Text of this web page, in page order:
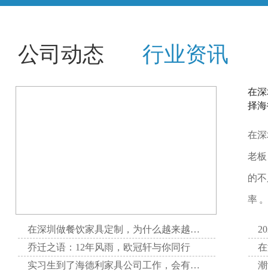
公司动态 行业资讯
在
择
在
老
的
率
在深圳做餐饮家具定制，为什么越来越多项目方选择海德利家具
乔迁之语：12年风雨，欧冠轩与你同行
实习生到了海德利家具公司工作，会有哪些收获呢？